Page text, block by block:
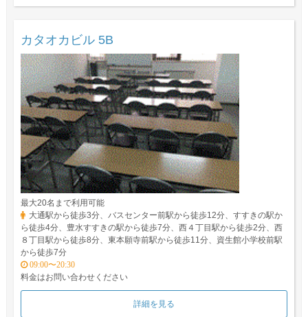
カタオカビル 5B
最大20名まで利用可能
大通駅から徒歩3分、バスセンター前駅から徒歩12分、すすきの駅か
ら徒歩4分、豊水すすきの駅から徒歩7分、西４丁目駅から徒歩2分、西
８丁目駅から徒歩8分、東本願寺前駅から徒歩11分、資生館小学校前駅
から徒歩7分
09:00〜20:30
料金はお問い合わせください
詳細を見る